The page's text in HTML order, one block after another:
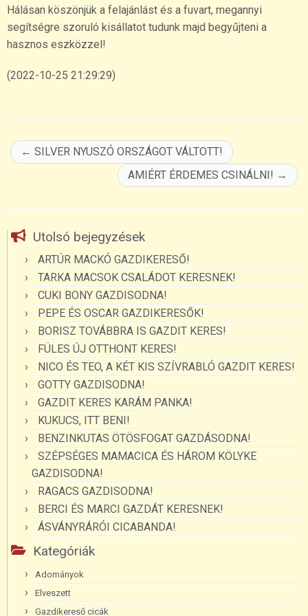
Hálásan köszönjük a felajánlást és a fuvart, megannyi
segítségre szoruló kisállatot tudunk majd begyűjteni a
hasznos eszközzel!
(2022-10-25 21:29:29)
← SILVER NYUSZÓ ORSZÁGOT VÁLTOTT!
AMIÉRT ÉRDEMES CSINÁLNI! →
Utolsó bejegyzések
ARTÚR MACKÓ GAZDIKERESŐ!
TARKA MACSOK CSALÁDOT KERESNEK!
CUKI BONY GAZDISODNA!
PEPE ÉS OSCAR GAZDIKERESŐK!
BORISZ TOVÁBBRA IS GAZDIT KERES!
FÜLES ÚJ OTTHONT KERES!
NICO ÉS TEO, A KÉT KIS SZÍVRABLÓ GAZDIT KERES!
GOTTY GAZDISODNA!
GAZDIT KERES KARÁM PANKA!
KUKUCS, ITT BENI!
BENZINKUTAS ÖTÖSFOGAT GAZDÁSODNA!
SZÉPSÉGES MAMACICA ÉS HÁROM KÖLYKE
GAZDISODNA!
RAGACS GAZDISODNA!
BERCI ÉS MARCI GAZDÁT KERESNEK!
ÁSVÁNYRÁRÓI CICABANDA!
Kategóriák
Adományok
Elveszett
Gazdikereső cicák